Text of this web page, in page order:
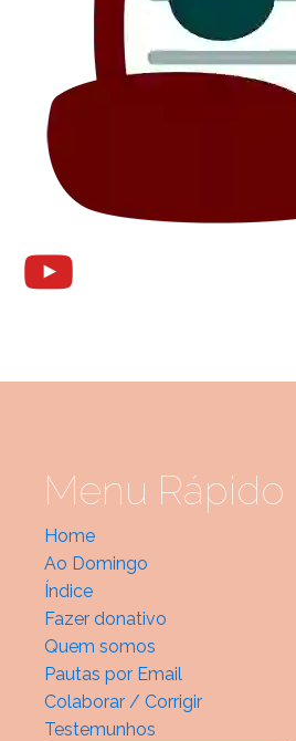
Menu Rápido
Home
Ao Domingo
Índice
Fazer donativo
Quem somos
Pautas por Email
Colaborar / Corrigir
Testemunhos